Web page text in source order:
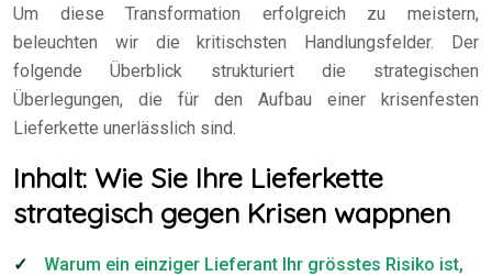
Um diese Transformation erfolgreich zu meistern,
beleuchten wir die kritischsten Handlungsfelder. Der
folgende Überblick strukturiert die strategischen
Überlegungen, die für den Aufbau einer krisenfesten
Lieferkette unerlässlich sind.
Inhalt: Wie Sie Ihre Lieferkette
strategisch gegen Krisen wappnen
Warum ein einziger Lieferant Ihr grösstes Risiko ist,